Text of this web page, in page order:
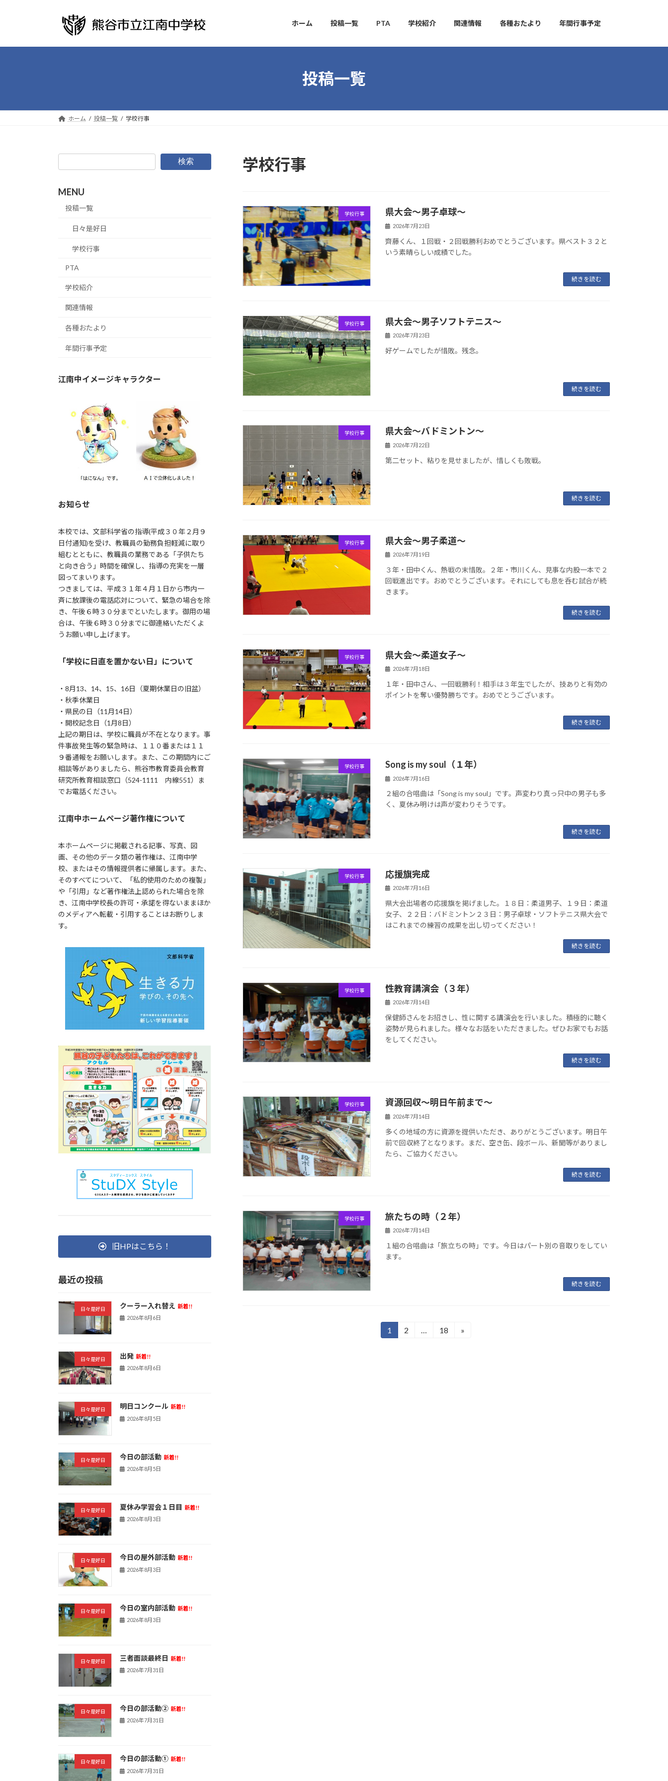
プ
動
ホーム 投稿一覧 PTA 学校紹介 関連情報 各種おたより 年間行事予定
投稿一覧
ホーム 投稿一覧 学校行事
学校行事
学校行事 県大会～男子卓球～
2026年7月23日
齊藤くん、１回戦・２回戦勝利おめでとうございます。県ベスト３２と
いう素晴らしい成績でした。
続きを読む
学校行事 県大会〜男子ソフトテニス〜
2026年7月23日
好ゲームでしたが惜敗。残念。
続きを読む
学校行事 県大会〜バドミントン〜
2026年7月22日
第二セット、粘りを見せましたが、惜しくも敗戦。
続きを読む
学校行事 県大会〜男子柔道〜
2026年7月19日
３年・田中くん、熱戦の末惜敗。２年・市川くん、見事な内股一本で２
回戦進出です。おめでとうございます。それにしても息を呑む試合が続
きます。
続きを読む
学校行事 県大会〜柔道女子〜
2026年7月18日
１年・田中さん、一回戦勝利！相手は３年生でしたが、技ありと有効の
ポイントを奪い優勢勝ちです。おめでとうございます。
続きを読む
学校行事 Song is my soul（１年）
2026年7月16日
２組の合唱曲は「Song is my soul」です。声変わり真っ只中の男子も多
く、夏休み明けは声が変わりそうです。
続きを読む
学校行事 応援旗完成
2026年7月16日
県大会出場者の応援旗を掲げました。１８日：柔道男子、１９日：柔道
女子、２２日：バドミントン２３日：男子卓球・ソフトテニス県大会で
はこれまでの練習の成果を出し切ってください！
続きを読む
学校行事 性教育講演会（３年）
2026年7月14日
保健師さんをお招きし、性に関する講演会を行いました。積極的に聴く
姿勢が見られました。様々なお話をいただきました。ぜひお家でもお話
をしてください。
続きを読む
学校行事 資源回収～明日午前まで～
2026年7月14日
多くの地域の方に資源を提供いただき、ありがとうございます。明日午
前で回収終了となります。まだ、空き缶、段ボール、新聞等がありまし
たら、ご協力ください。
続きを読む
学校行事 旅たちの時（２年）
2026年7月14日
１組の合唱曲は「旅立ちの時」です。今日はパート別の音取りをしてい
ます。
続きを読む
固
1
固
2 …
固
18 »
検索
MENU
投稿一覧
日々是好日
学校行事
PTA
学校紹介
関連情報
各種おたより
年間行事予定
江南中イメージキャラクター
お知らせ
本校では、文部科学省の指導(平成３０年２月９
日付通知)を受け、教職員の勤務負担軽減に取り
組むとともに、教職員の業務である「子供たち
と向き合う」時間を確保し、指導の充実を一層
図ってまいります。
つきましては、平成３１年４月１日から市内一
斉に放課後の電話応対について、緊急の場合を除
き、午後６時３０分までといたします。御用の場
合は、午後６時３０分までに御連絡いただくよ
うお願い申し上げます。
「学校に日直を置かない日」について
・8月13、14、15、16日（夏期休業日の旧盆）
・秋季休業日
・県民の日（11月14日）
・開校記念日（1月8日）
上記の期日は、学校に職員が不在となります。事
件事故発生等の緊急時は、１１０番または１１
９番通報をお願いします。また、この期間内にご
相談等がありましたら、熊谷市教育委員会教育
研究所教育相談窓口（524-1111 内線551）ま
でお電話ください。
江南中ホームページ著作権について
本ホームページに掲載される記事、写真、図
画、その他のデータ類の著作権は、江南中学
校、またはその情報提供者に帰属します。また、
そのすべてについて、「私的使用のための複製」
や「引用」など著作権法上認められた場合を除
き、江南中学校長の許可・承諾を得ないままほか
のメディアへ転載・引用することはお断りしま
す。
旧HPはこちら！
最近の投稿
日々是好日 クーラー入れ替え 新着!!
2026年8月6日
日々是好日 出発 新着!!
2026年8月6日
日々是好日 明日コンクール 新着!!
2026年8月5日
日々是好日 今日の部活動 新着!!
2026年8月5日
日々是好日 夏休み学習会１日目 新着!!
2026年8月3日
日々是好日 今日の屋外部活動 新着!!
2026年8月3日
日々是好日 今日の室内部活動 新着!!
2026年8月3日
日々是好日 三者面談最終日 新着!!
2026年7月31日
日々是好日 今日の部活動➁ 新着!!
2026年7月31日
日々是好日 今日の部活動① 新着!!
2026年7月31日